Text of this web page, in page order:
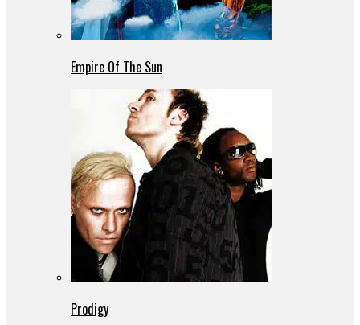
Empire Of The Sun
Prodigy